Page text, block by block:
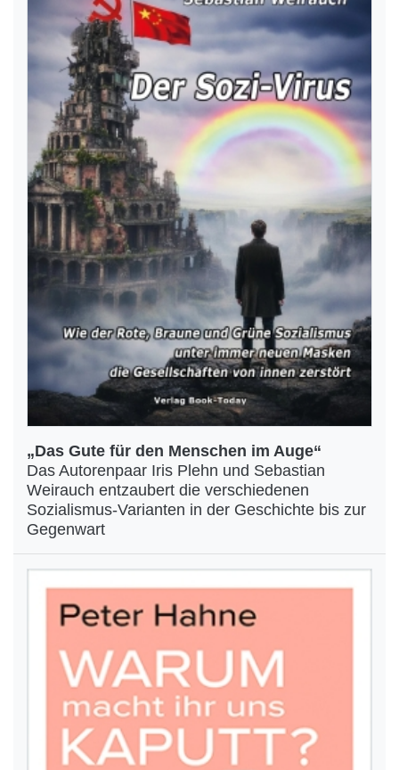
„Das Gute für den Menschen im Auge“
Das Autorenpaar Iris Plehn und Sebastian
Weirauch entzaubert die verschiedenen
Sozialismus-Varianten in der Geschichte bis zur
Gegenwart